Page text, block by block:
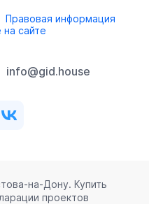
Правовая информация
сайте
info@gid.house
Купить
проектов